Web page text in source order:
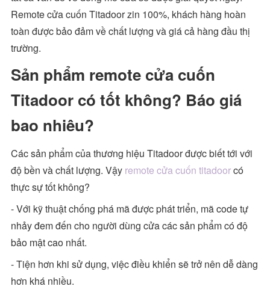
Remote cửa cuốn Titadoor zin 100%, khách hàng hoàn
toàn được bảo đảm về chất lượng và giá cả hàng đầu thị
trường.
Sản phẩm remote cửa cuốn
Titadoor có tốt không? Báo giá
bao nhiêu?
Các sản phẩm của thương hiệu Titadoor được biết tới với
độ bền và chất lượng. Vậy remote cửa cuốn titadoorcó
thực sự tốt không?
- Với kỹ thuật chống phá mã được phát triển, mã code tự
nhảy đem đến cho người dùng cửa các sản phẩm có độ
bảo mật cao nhất.
- Tiện hơn khi sử dụng, việc điều khiển sẽ trở nên dễ dàng
hơn khá nhiều.